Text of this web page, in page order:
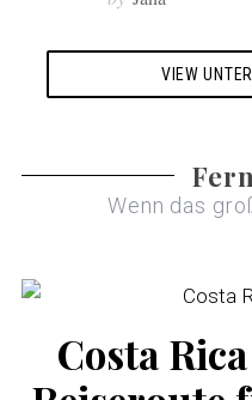
VIEW
Wenn das
Costa